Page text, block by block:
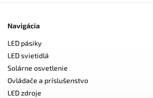
Navigácia
LED pásiky
LED svietidlá
Solárne osvetlenie
Ovládače a príslušenstvo
LED zdroje